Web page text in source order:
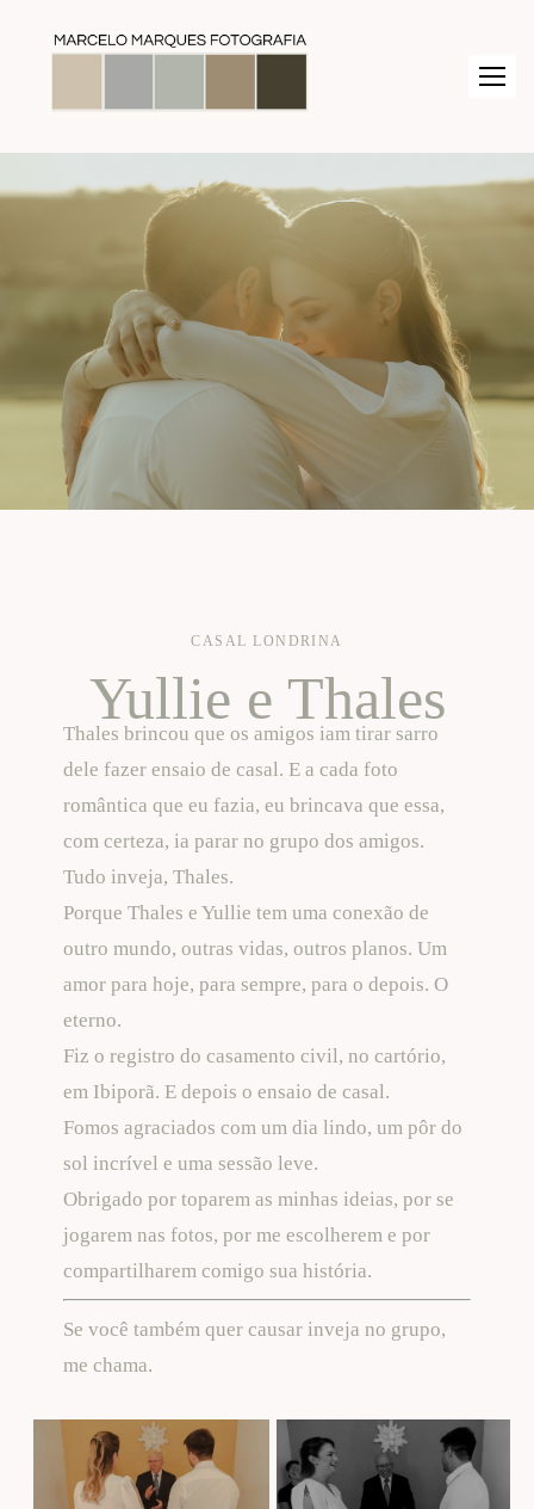
CASAL LONDRINA
Yullie e Thales
Thales brincou que os amigos iam tirar sarro
dele fazer ensaio de casal. E a cada foto
romântica que eu fazia, eu brincava que essa,
com certeza, ia parar no grupo dos amigos.
Tudo inveja, Thales.
Porque Thales e Yullie tem uma conexão de
outro mundo, outras vidas, outros planos. Um
amor para hoje, para sempre, para o depois. O
eterno.
Fiz o registro do casamento civil, no cartório,
em Ibiporã. E depois o ensaio de casal.
Fomos agraciados com um dia lindo, um pôr do
sol incrível e uma sessão leve.
Obrigado por toparem as minhas ideias, por se
jogarem nas fotos, por me escolherem e por
compartilharem comigo sua história.
Se você também quer causar inveja no grupo,
me chama.